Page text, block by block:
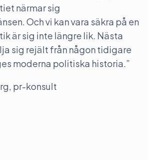
närmar sig
Och vi kan vara säkra på en
är sig inte längre lik. Nästa
sig rejält från någon tidigare
moderna politiska historia.”
pr-konsult